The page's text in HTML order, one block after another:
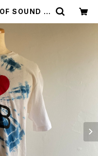
SOUND コ